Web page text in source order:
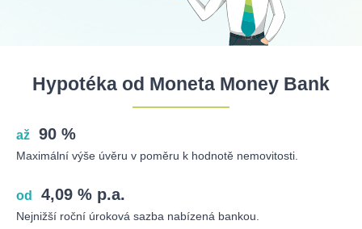
Hypotéka od Moneta Money Bank
až 90 %
Maximální výše úvěru v poměru k hodnotě nemovitosti.
od 4,09 % p.a.
Nejnižší roční úroková sazba nabízená bankou.